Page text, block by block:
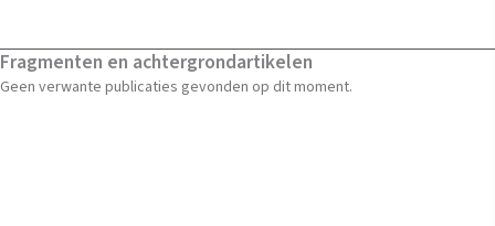
Fragmenten en achtergrondartikelen
Geen verwante publicaties gevonden op dit moment.